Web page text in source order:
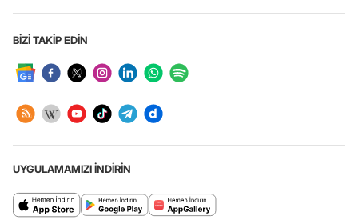
BİZİ TAKİP EDİN
UYGULAMAMIZI İNDİRİN